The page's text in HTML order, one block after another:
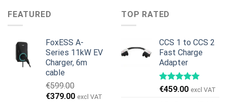
var:
€599.00.
FEATURED
FoxESS A-
Series 11kW EV
Charger, 6m
cable
€599.00
Det
€379.00Det
excl VAT
TOP RATED
CCS 1 to CCS 2
Fast Charge
Adapter
€459.00 excl VAT